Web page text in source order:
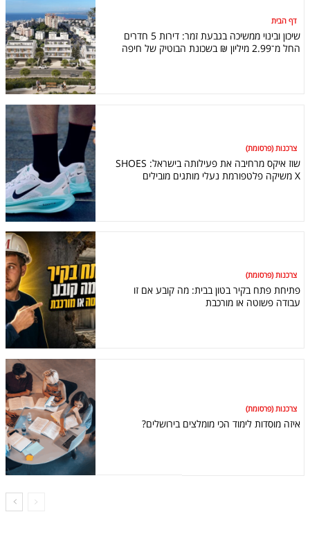
דף הבית
שיכון ובינוי ממשיכה בגבעת זמר: דירות 5 חדרים
החל מ־2.99 מיליון ₪ בשכונת הבוטיק של חיפה
צרכנות (פרסומת)
שוז איקס מרחיבה את פעילותה בישראל: SHOES
X משיקה פלטפורמת נעלי מותגים מובילים
צרכנות (פרסומת)
פתיחת פתח בקיר בטון בבית: מה קובע אם זו
עבודה פשוטה או מורכבת
צרכנות (פרסומת)
איזה מוסדות לימוד הכי מומלצים בירושלים?